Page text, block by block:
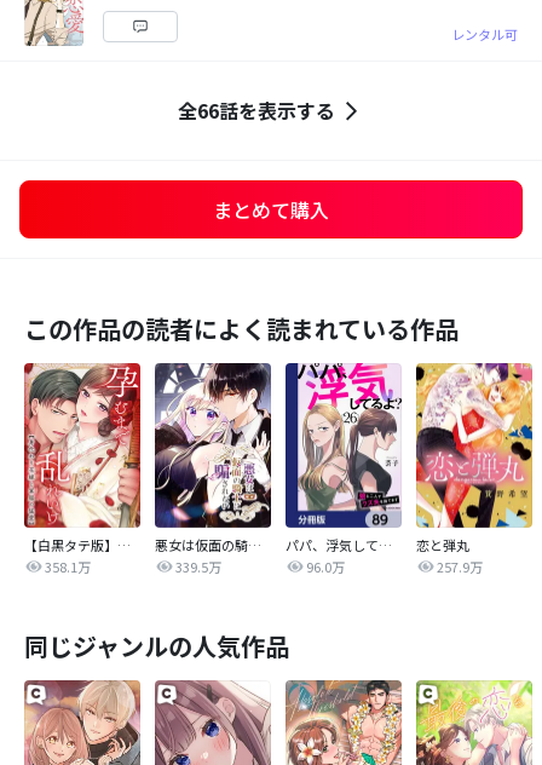
レンタル可
全66話を表示する
まとめて購入
この作品の読者によく読まれている作品
【白黒タテ版】孕むまで乱れいけ～身代わり花嫁と軍服の猛愛
358.1万
悪女は仮面の騎士に騙されない
339.5万
パパ、浮気してるよ？娘と二人でクズ夫を捨てます【分冊版】
96.0万
恋と弾丸
257.9万
同じジャンルの人気作品